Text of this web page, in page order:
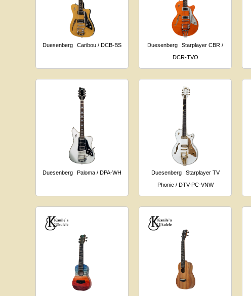
Duesenberg Caribou / DCB-BS Duesenberg
Starplayer CBR /
DCR-TVO
Duesenberg Paloma / DPA-WH Duesenberg
Starplayer TV
Phonic / DTV-PC-VNW